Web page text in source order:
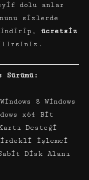
dolu anlar
sizlerde
ücretsiz
Sürümü:
8 Windows
x64 Bit
Desteği
İşlemci
Disk Alanı